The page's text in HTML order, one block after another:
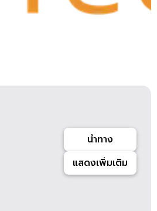
นำทาง
แสดงเพิ่มเติม